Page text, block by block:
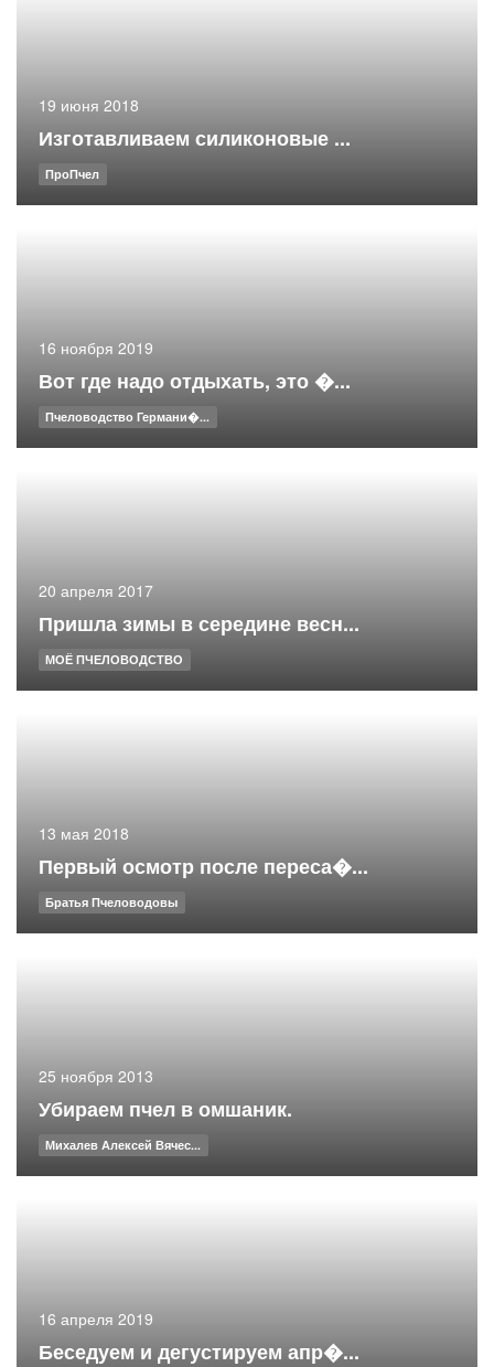
19 июня 2018
Изготавливаем силиконовые ...
ПроПчел
16 ноября 2019
Вот где надо отдыхать, это �...
Пчеловодство Германи�...
20 апреля 2017
Пришла зимы в середине весн...
МОЁ ПЧЕЛОВОДСТВО
13 мая 2018
Первый осмотр после переса�...
Братья Пчеловодовы
25 ноября 2013
Убираем пчел в омшаник.
Михалев Алексей Вячес...
16 апреля 2019
Беседуем и дегустируем апр�...